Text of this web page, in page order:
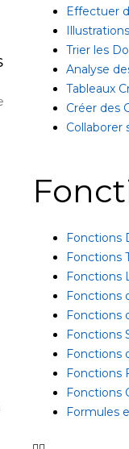
Effectuer
Trier les
Analyse
Tableaux
Créer des
Collaborer
Fonctions
Fonctions
Fonctions
Fonctions
Fonctions
Fonctions
Fonctions
Fonctions
Fonctions
Formules